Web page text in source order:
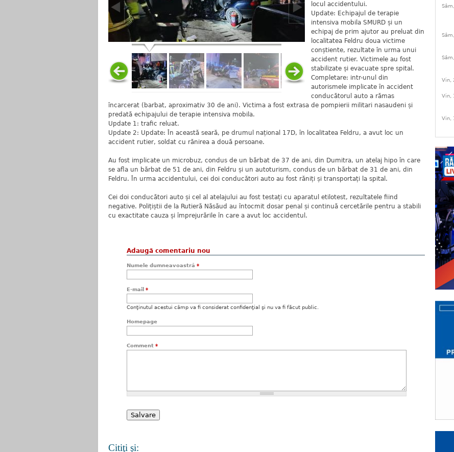
locul accidentului.
Update: Echipajul de terapie
intensiva mobila SMURD și un
echipaj de prim ajutor au preluat din
localitatea Feldru doua victime
conștiente, rezultate în urma unui
accident rutier. Victimele au fost
stabilizate și evacuate spre spital.
Completare: intr-unul din
autorismele implicate în accident
conducătorul auto a rămas
încarcerat (barbat, aproximativ 30 de ani). Victima a fost extrasa de pompierii militari nasaudeni și
predată echipajului de terapie intensiva mobila.
Update 1: trafic reluat.
Update 2: Update: În această seară, pe drumul național 17D, în localitatea Feldru, a avut loc un
accident rutier, soldat cu rănirea a două persoane.
Au fost implicate un microbuz, condus de un bărbat de 37 de ani, din Dumitra, un atelaj hipo în care
se afla un bărbat de 51 de ani, din Feldru și un autoturism, condus de un bărbat de 31 de ani, din
Feldru. În urma accidentului, cei doi conducători auto au fost răniți și transportați la spital.
Cei doi conducători auto și cel al atelajului au fost testați cu aparatul etilotest, rezultatele fiind
negative. Polițiștii de la Rutieră Năsăud au întocmit dosar penal și continuă cercetările pentru a stabili
cu exactitate cauza și împrejurările în care a avut loc accidentul.
Adaugă comentariu nou
Numele dumneavoastră *
E-mail *
Conţinutul acestui câmp va fi considerat confidenţial şi nu va fi făcut public.
Homepage
Comment *
Citiţi şi:
Vin,
Vin,
Vin,